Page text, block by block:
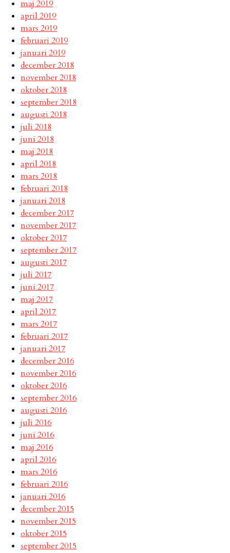
maj 2019
april 2019
mars 2019
februari 2019
januari 2019
december 2018
november 2018
oktober 2018
september 2018
augusti 2018
juli 2018
juni 2018
maj 2018
april 2018
mars 2018
februari 2018
januari 2018
december 2017
november 2017
oktober 2017
september 2017
augusti 2017
juli 2017
juni 2017
maj 2017
april 2017
mars 2017
februari 2017
januari 2017
december 2016
november 2016
oktober 2016
september 2016
augusti 2016
juli 2016
juni 2016
maj 2016
april 2016
mars 2016
februari 2016
januari 2016
december 2015
november 2015
oktober 2015
september 2015